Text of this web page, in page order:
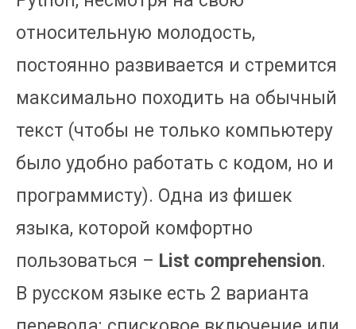
относительную молодость,
постоянно развивается и стремится
максимально походить на обычный
текст (чтобы не только компьютеру
было удобно работать с кодом, но и
программисту). Одна из фишек
языка, которой комфортно
пользоваться – List comprehension.
В русском языке есть 2 варианта